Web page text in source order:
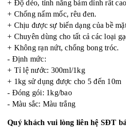
+ Độ dẻo, tính năng bám dính rất
+ Chống nấm mốc, rêu đen.
+ Chịu được sự biến dạng của bề
+ Chuyên dùng cho tất cả các loại
+ Không rạn nứt, chống bong tróc.
- Định mức:
+ Tỉ lệ nước: 300ml/1kg
+ 1kg sử dụng được cho 5 đến 10m­
- Đóng gói: 1kg/bao
- Màu sắc: Màu trắng
Quý khách vui lòng liên hệ SĐT